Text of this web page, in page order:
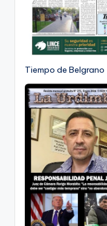
Tiempo de Belgrano